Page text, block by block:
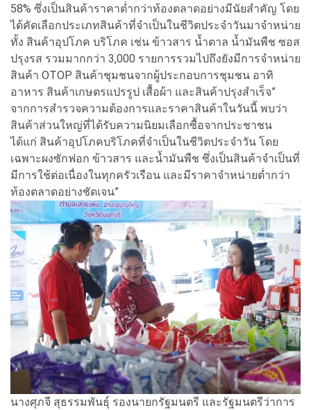
58% ซึ่งเป็นสินค้าราคาต่ำกว่าท้องตลาดอย่างมีนัยสำคัญ โดย
ได้คัดเลือกประเภทสินค้าที่จำเป็นในชีวิตประจำวันมาจำหน่าย
ทั้ง สินค้าอุปโภค บริโภค เช่น ข้าวสาร น้ำตาล น้ำมันพืช ซอส
ปรุงรส รวมมากกว่า 3,000 รายการรวมไปถึงยังมีการจำหน่าย
สินค้า OTOP สินค้าชุมชนจากผู้ประกอบการชุมชน อาทิ
อาหาร สินค้าเกษตรแปรรูป เสื้อผ้า และสินค้าปรุงสำเร็จ”
จากการสำรวจความต้องการและราคาสินค้าในวันนี้ พบว่า
สินค้าส่วนใหญ่ที่ได้รับความนิยมเลือกซื้อจากประชาชน
ได้แก่ สินค้าอุปโภคบริโภคที่จำเป็นในชีวิตประจำวัน โดย
เฉพาะผงซักฟอก ข้าวสาร และน้ำมันพืช ซึ่งเป็นสินค้าจำเป็นที่
มีการใช้ต่อเนื่องในทุกครัวเรือน และมีราคาจำหน่ายต่ำกว่า
ท้องตลาดอย่างชัดเจน”
นางศุภจี สุธรรมพันธุ์ รองนายกรัฐมนตรี และรัฐมนตรีว่าการ